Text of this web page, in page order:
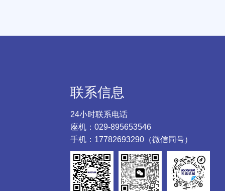
联系信息
24小时联系电话
座机：029-895653546
手机：17782693290（微信同号）